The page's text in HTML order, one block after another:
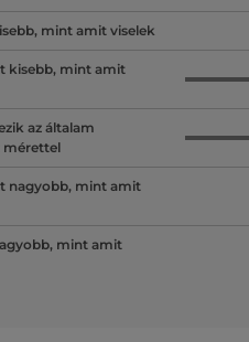
mint amit viselek
kisebb, mint amit
az általam
mérettel
nagyobb, mint amit
mint amit